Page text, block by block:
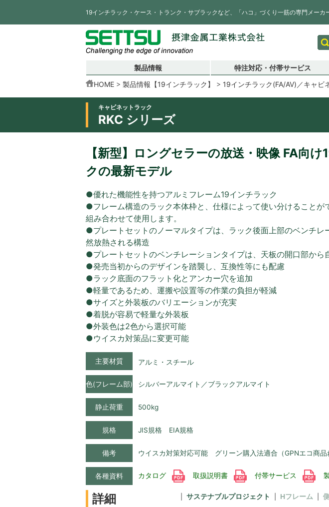
19インチラック・ケース・トランク・サブラックなど、「ハコ」づくり一筋の専門メーカ
製品情報 特注対応・付帯サービス
HOME 製品情報【19インチラック】 19インチラック(FA/AV)／キャビ
キャビネットラック
RKC シリーズ
【新型】ロングセラーの放送・映像 FA向け
クの最新モデル
●優れた機能性を持つアルミフレーム19インチラック
●フレーム構造のラック本体枠と、仕様によって使い分けることが
組み合わせて使用します。
●プレートセットのノーマルタイプは、ラック後面上部のベンチレ
然放熱される構造
●プレートセットのベンチレーションタイプは、天板の開口部から
●発売当初からのデザインを踏襲し、互換性等にも配慮
●ラック底面のフラット化とアンカー穴を追加
●軽量であるため、運搬や設置等の作業の負担が軽減
●サイズと外装板のバリエーションが充実
●着脱が容易で軽量な外装板
●外装色は2色から選択可能
●ウイスカ対策品に変更可能
主要材質 アルミ・スチール
色(フレーム部) シルバーアルマイト／ブラックアルマイト
静止荷重 500kg
規格 JIS規格 EIA規格
備考 ウイスカ対策対応可能 グリーン購入法適合（GPNエコ商品
各種資料 カタログ 取扱説明書 付帯サービス
詳細 サステナブルプロジェクト Hフレーム